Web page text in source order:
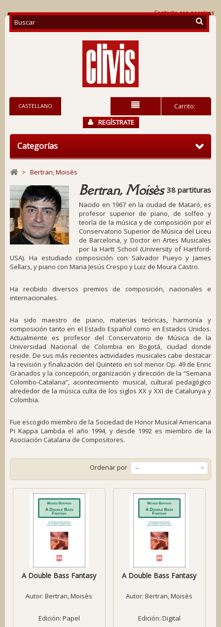
Contacte con nosotros
Carrito:
CASTELLANO
REGÍSTRATE
Categorías
> Bertran, Moisès
Bertran, Moisès 38 partituras
Nacido en 1967 en la ciudad de Mataró, es
profesor superior de piano, de solfeo y
teoría de la música y de composición por el
Conservatorio Superior de Música del Liceu
de Barcelona, y Doctor en Artes Musicales
por la Hartt School (University of Hartford-
USA). Ha estudiado composición con Salvador Pueyo y James
Sellars, y piano con Maria Jesús Crespo y Luiz de Moura Castro.
Ha recibido diversos premios de composición, nacionales e
internacionales.
Ha sido maestro de piano, materias teóricas, harmonía y
composición tanto en el Estado Español como en Estados Unidos.
Actualmente es profesor del Conservatorio de Música de la
Universidad Nacional de Colombia en Bogotá, ciudad donde
reside. De sus más recientes actividades musicales cabe destacar
la revisión y finalización del Quinteto en sol menor Op. 49de Enric
Granados y la concepción, organización y dirección de la “Semana
Colombo-Catalana”, acontecimiento musical, cultural pedagógico
alrededor de la música culta de los siglos XX y XXI de Catalunya y
Colombia.
Fue escogido miembro de la Sociedad de Honor Musical Americana
Pi Kappa Lambda el año 1994, y desde 1992 es miembro de la
Asociación Catalana de Compositores.
Ordenar por --
A Double Bass Fantasy
Autor:Bertran, Moisès
Edición: Papel
A Double Bass Fantasy
Autor:Bertran, Moisès
Edición: Digital